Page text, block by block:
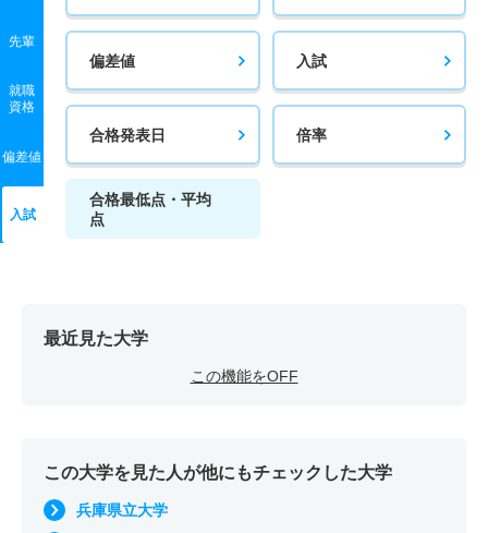
先輩
就職
資格
偏差値
入試
偏差値 入試
合格発表日 倍率
合格最低点・平均
点
最近見た大学
この機能をOFF
この大学を見た人が他にもチェックした大学
兵庫県立大学